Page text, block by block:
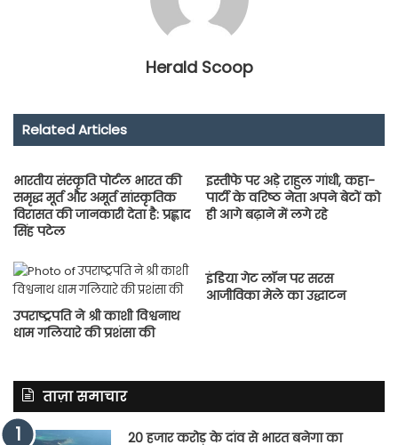
Herald Scoop
Related Articles
भारतीय संस्कृति पोर्टल भारत की
समृद्ध मूर्त और अमूर्त सांस्कृतिक
विरासत की जानकारी देता है: प्रह्लाद
सिंह पटेल
इस्तीफे पर अड़े राहुल गांधी, कहा-
पार्टी के वरिष्ठ नेता अपने बेटों को
ही आगे बढ़ाने में लगे रहे
उपराष्ट्रपति ने श्री काशी विश्वनाथ
धाम गलियारे की प्रशंसा की
इंडिया गेट लॉन पर सरस
आजीविका मेले का उद्धाटन
ताज़ा समाचार
20 हजार करोड़ के दांव से भारत बनेगा का